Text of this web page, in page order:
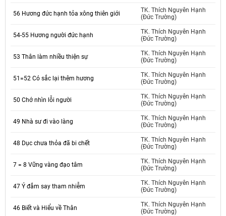
56 Hương đức hạnh tỏa xông thiên giới
TK. Thích Nguyên Hạnh
(Đức Trường)
54-55 Hương người đức hạnh
TK. Thích Nguyên Hạnh
(Đức Trường)
53 Thân làm nhiều thiện sự
TK. Thích Nguyên Hạnh
(Đức Trường)
51=52 Có sắc lại thêm hương
TK. Thích Nguyên Hạnh
(Đức Trường)
50 Chớ nhìn lỗi người
TK. Thích Nguyên Hạnh
(Đức Trường)
49 Nhà sư đi vào làng
TK. Thích Nguyên Hạnh
(Đức Trường)
48 Dục chưa thỏa đã bi chết
TK. Thích Nguyên Hạnh
(Đức Trường)
7 = 8 Vững vàng đạo tâm
TK. Thích Nguyên Hạnh
(Đức Trường)
47 Ý đắm say tham nhiễm
TK. Thích Nguyên Hạnh
(Đức Trường)
46 Biết và Hiểu về Thân
TK. Thích Nguyên Hạnh
(Đức Trường)